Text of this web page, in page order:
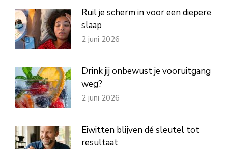
Ruil je scherm in voor een diepere
slaap
2 juni 2026
Drink jij onbewust je vooruitgang
weg?
2 juni 2026
Eiwitten blijven dé sleutel tot
resultaat